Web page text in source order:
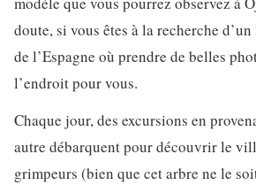
doute, si vous êtes à la recherche
de l’Espagne où prendre de belles
l’endroit pour vous.
Chaque jour, des excursions en
autre débarquent pour découvrir le
grimpeurs (bien que cet arbre ne le